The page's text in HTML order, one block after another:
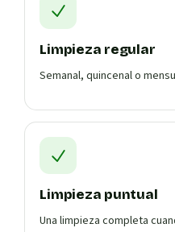
Limpieza regular
Semanal, quincenal o
Limpieza puntual
Una limpieza completa